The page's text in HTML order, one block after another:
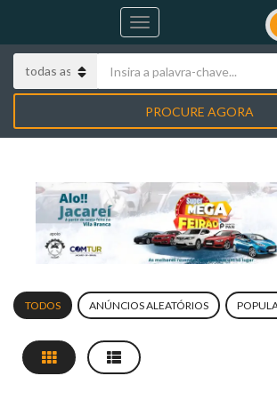
PROCURE AGORA
TODOS ANÚNCIOS ALEATÓRIOS